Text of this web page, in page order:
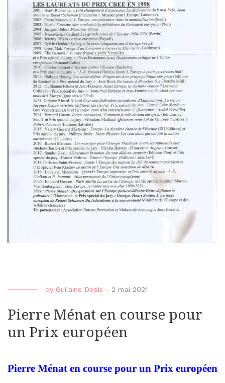
by Guilaine Depis - 2 mai 2021
Pierre Ménat en course pour
un Prix européen
Pierre Ménat en course pour un Prix européen